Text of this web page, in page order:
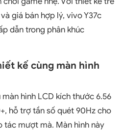
giá bán hợp lý, vivo Y37c
dẫn trong phân khúc
kế cùng màn hình
hình LCD kích thước 6.56
hỗ trợ tần số quét 90Hz cho
tác mượt mà. Màn hình này